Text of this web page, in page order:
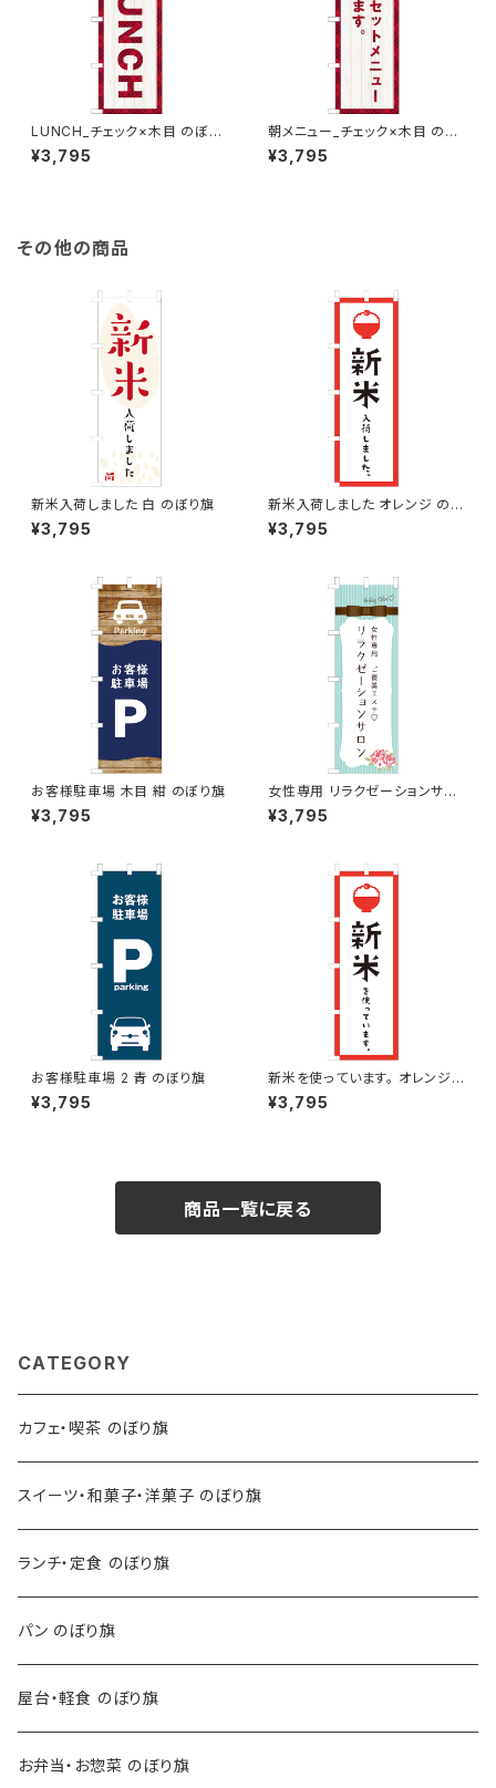
LUNCH_チェック×木目 のぼり
旗
¥3,795
朝メニュー_チェック×木目 のぼ
り旗
¥3,795
その他の商品
新米入荷しました 白 のぼり旗
¥3,795
新米入荷しました オレンジ のぼ
り旗
¥3,795
お客様駐車場 木目 紺 のぼり旗
¥3,795
女性専用 リラクゼーションサロ
ン 水色 のぼり旗
¥3,795
お客様駐車場 2 青 のぼり旗
¥3,795
新米を使っています。 オレンジ
のぼり旗
¥3,795
商品一覧に戻る
CATEGORY
カフェ・喫茶 のぼり旗
スイーツ・和菓子・洋菓子 のぼり旗
ランチ・定食 のぼり旗
パン のぼり旗
屋台・軽食 のぼり旗
お弁当・お惣菜 のぼり旗